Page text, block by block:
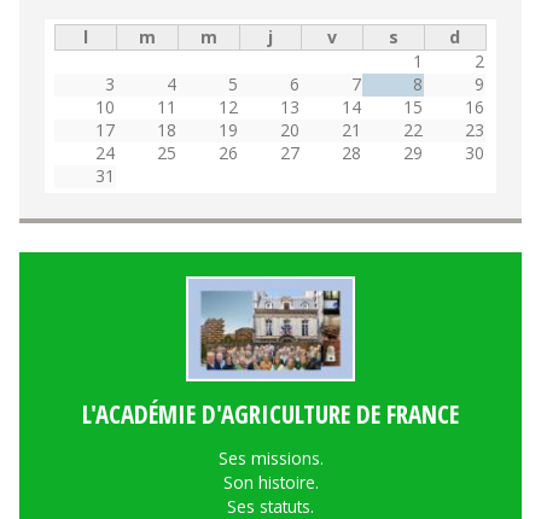
l m m j v s
d
1
2
3
4 5 6 7 8
9
10
11 12 13 14 15
16
17
18 19 20 21 22
23
24
25 26 27 28 29
30
31
L'ACADÉMIE D'AGRICULTURE DE FRANCE
Ses missions.
Son histoire.
Ses statuts.